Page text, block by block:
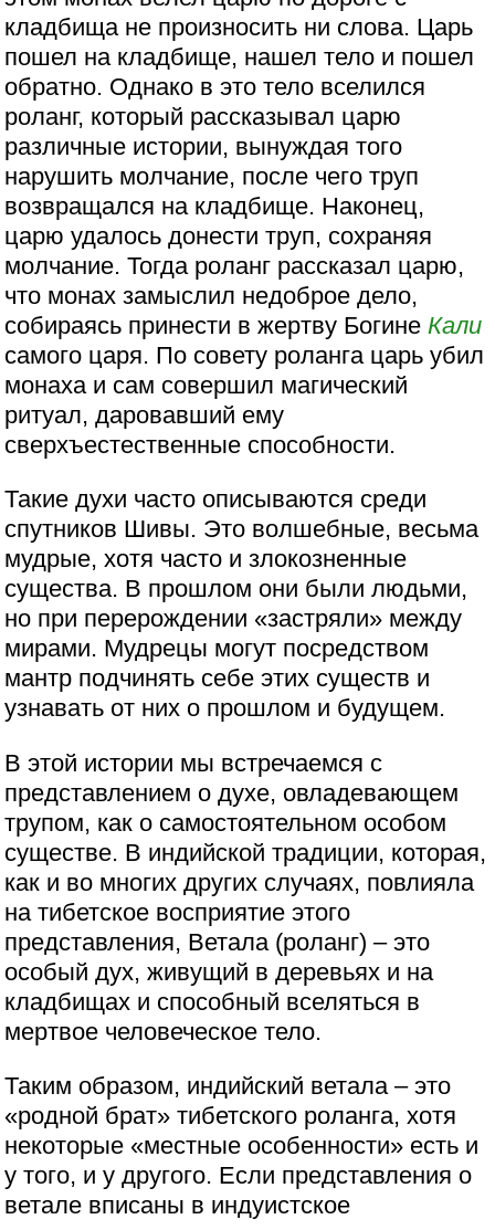
кладбища не произносить ни слова. Царь
пошел на кладбище, нашел тело и пошел
обратно. Однако в это тело вселился
роланг, который рассказывал царю
различные истории, вынуждая того
нарушить молчание, после чего труп
возвращался на кладбище. Наконец,
царю удалось донести труп, сохраняя
молчание. Тогда роланг рассказал царю,
что монах замыслил недоброе дело,
собираясь принести в жертву Богине Кали
самого царя. По совету роланга царь убил
монаха и сам совершил магический
ритуал, даровавший ему
сверхъестественные способности.
Такие духи часто описываются среди
спутников Шивы. Это волшебные, весьма
мудрые, хотя часто и злокозненные
существа. В прошлом они были людьми,
но при перерождении «застряли» между
мирами. Мудрецы могут посредством
мантр подчинять себе этих существ и
узнавать от них о прошлом и будущем.
В этой истории мы встречаемся с
представлением о духе, овладевающем
трупом, как о самостоятельном особом
существе. В индийской традиции, которая,
как и во многих других случаях, повлияла
на тибетское восприятие этого
представления, Ветала (роланг) – это
особый дух, живущий в деревьях и на
кладбищах и способный вселяться в
мертвое человеческое тело.
Таким образом, индийский ветала – это
«родной брат» тибетского роланга, хотя
некоторые «местные особенности» есть и
у того, и у другого. Если представления о
ветале вписаны в индуистское